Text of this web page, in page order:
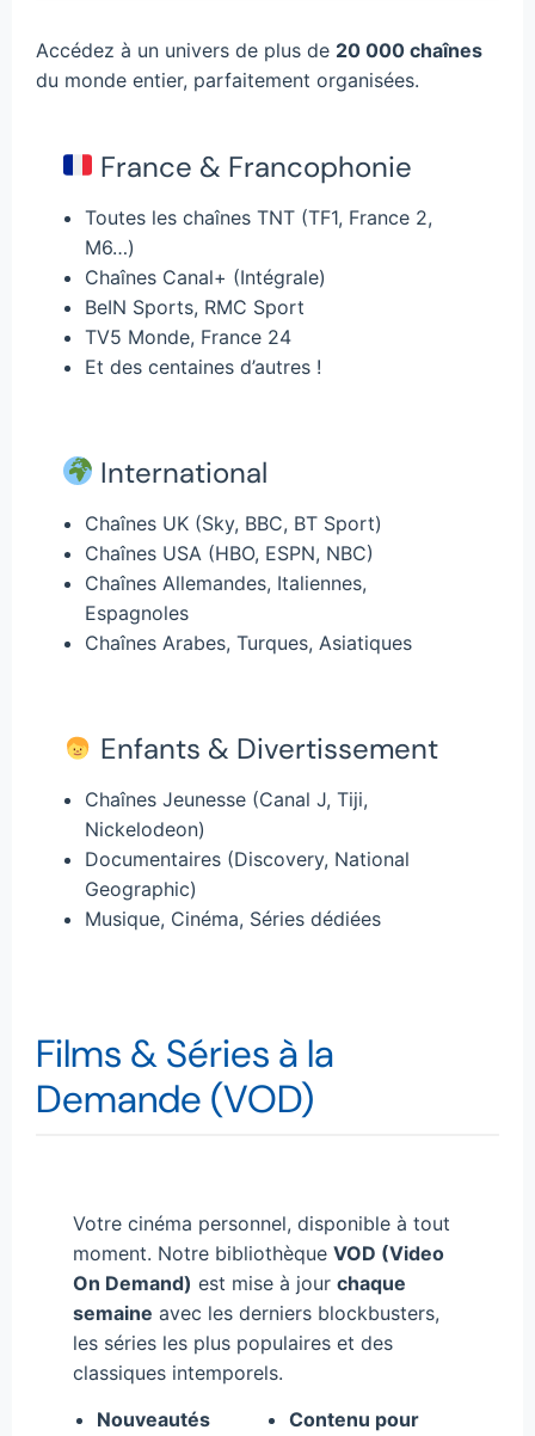
Accédez à un univers de plus de 20 000 chaînes
du monde entier, parfaitement organisées.
France & Francophonie
Toutes les chaînes TNT (TF1, France 2,
M6…)
Chaînes Canal+ (Intégrale)
BeIN Sports, RMC Sport
TV5 Monde, France 24
Et des centaines d’autres !
International
Chaînes UK (Sky, BBC, BT Sport)
Chaînes USA (HBO, ESPN, NBC)
Chaînes Allemandes, Italiennes,
Espagnoles
Chaînes Arabes, Turques, Asiatiques
Enfants & Divertissement
Chaînes Jeunesse (Canal J, Tiji,
Nickelodeon)
Documentaires (Discovery, National
Geographic)
Musique, Cinéma, Séries dédiées
Films & Séries à la
Demande (VOD)
Votre cinéma personnel, disponible à tout
moment. Notre bibliothèque VOD (Video
On Demand) est mise à jour chaque
semaine avec les derniers blockbusters,
les séries les plus populaires et des
classiques intemporels.
Nouveautés
Contenu pour